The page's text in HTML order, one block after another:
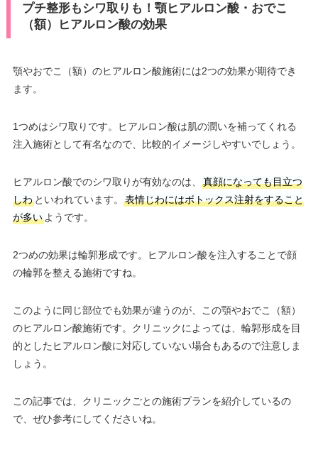
プチ整形もシワ取りも！顎ヒアルロン酸・おでこ
（額）ヒアルロン酸の効果
顎やおでこ（額）のヒアルロン酸施術には2つの効果が期待でき
ます。
1つめはシワ取りです。ヒアルロン酸は肌の潤いを補ってくれる
注入施術として有名なので、比較的イメージしやすいでしょう。
ヒアルロン酸でのシワ取りが有効なのは、
真顔になっても目立つ
しわといわれています。
表情じわにはボトックス注射をすること
が多いようです。
2つめの効果は輪郭形成です。ヒアルロン酸を注入することで顔
の輪郭を整える施術ですね。
このように同じ部位でも効果が違うのが、この顎やおでこ（額）
のヒアルロン酸施術です。クリニックによっては、輪郭形成を目
的としたヒアルロン酸に対応していない場合もあるので注意しま
しょう。
この記事では、クリニックごとの施術プランを紹介しているの
で、ぜひ参考にしてくださいね。